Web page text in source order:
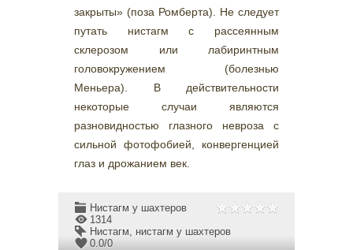
закрыты» (поза Ромберта). Не следует
путать нистагм с рассеянным
склерозом или лабиринтным
головокружением (болезнью
Меньера). В действительности
некоторые случаи являются
разновидностью глазного невроза с
сильной фотофобией, конвергенцией
глаз и дрожанием век.
Нистагм у шахтеров
1314
Нистагм, нистагм у шахтеров
0.0/0